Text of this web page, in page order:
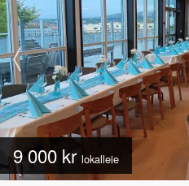
9 000 kr lokalleie